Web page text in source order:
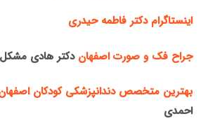
اینستاگرام دکتر فاطمه حیدری
جراح فک و صورت اصفهان دکتر هادی
بهترین متخصص دندانپزشکی کودکان
احمدی